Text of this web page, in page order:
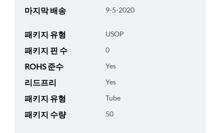
마지막 배송 9-5-2020
패키지 유형 USOP
패키지 핀 수 0
ROHS 준수 Yes
리드프리 Yes
패키지 유형 Tube
패키지 수량 50